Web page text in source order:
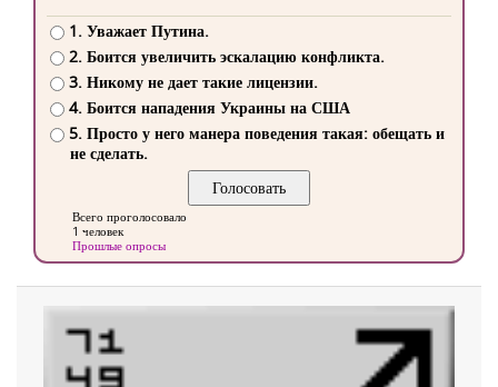
1. Уважает Путина.
2. Боится увеличить эскалацию конфликта.
3. Никому не дает такие лицензии.
4. Боится нападения Украины на США
5. Просто у него манера поведения такая: обещать и
не сделать.
Всего проголосовало
1 человек
Прошлые опросы